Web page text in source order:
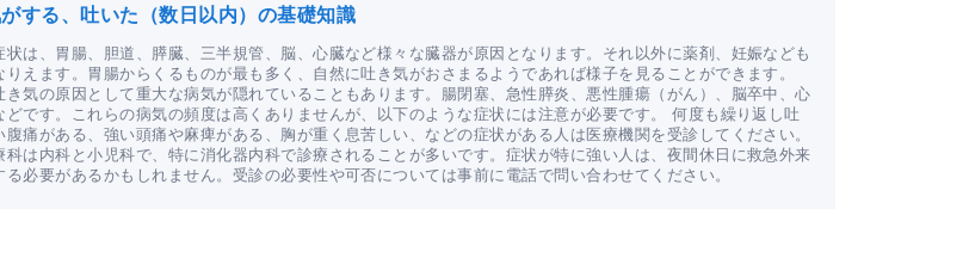
する、吐いた（数日以内）の基礎知識
状は、胃腸、胆道、膵臓、三半規管、脳、心臓など様々な臓器が原因となります。それ以外に薬剤、妊娠なども
りえます。胃腸からくるものが最も多く、自然に吐き気がおさまるようであれば様子を見ることができます。
き気の原因として重大な病気が隠れていることもあります。腸閉塞、急性膵炎、悪性腫瘍（がん）、脳卒中、心
どです。これらの病気の頻度は高くありませんが、以下のような症状には注意が必要です。 何度も繰り返し吐
腹痛がある、強い頭痛や麻痺がある、胸が重く息苦しい、などの症状がある人は医療機関を受診してください。
科は内科と小児科で、特に消化器内科で診療されることが多いです。症状が特に強い人は、夜間休日に救急外来
る必要があるかもしれません。受診の必要性や可否については事前に電話で問い合わせてください。